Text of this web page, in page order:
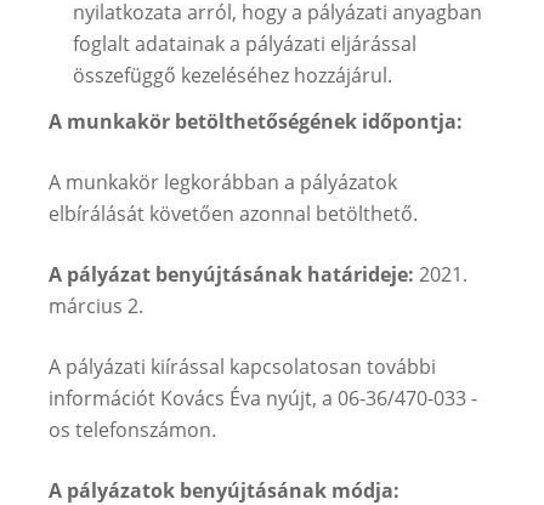
nyilatkozata arról, hogy a pályázati anyagban
foglalt adatainak a pályázati eljárással
összefüggő kezeléséhez hozzájárul.
A munkakör betölthetőségének időpontja:
A munkakör legkorábban a pályázatok
elbírálását követően azonnal betölthető.
A pályázat benyújtásának határideje: 2021.
március 2.
A pályázati kiírással kapcsolatosan további
információt Kovács Éva nyújt, a 06-36/470-033 -
os telefonszámon.
A pályázatok benyújtásának módja: